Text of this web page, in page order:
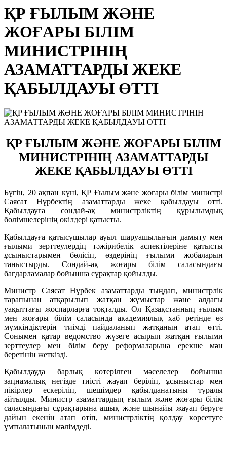
ҚР ҒЫЛЫМ ЖӘНЕ
ЖОҒАРЫ БІЛІМ
МИНИСТРІНІҢ
АЗАМАТТАРДЫ ЖЕКЕ
ҚАБЫЛДАУЫ ӨТТІ
ҚР ҒЫЛЫМ ЖӘНЕ ЖОҒАРЫ БІЛІМ
МИНИСТРІНІҢ АЗАМАТТАРДЫ
ЖЕКЕ ҚАБЫЛДАУЫ ӨТТІ
Бүгін, 20 ақпан күні, ҚР Ғылым және жоғары білім министрі
Саясат Нұрбектің азаматтарды жеке қабылдауы өтті.
Қабылдауға сондай-ақ министрліктің құрылымдық
бөлімшелерінің өкілдері қатысты.
Қабылдауға қатысушылар ауыл шаруашылығын дамыту мен
ғылыми зерттеулердің тәжірибелік аспектілеріне қатысты
ұсыныстарымен бөлісіп, өздерінің ғылыми жобаларын
таныстырды. Сондай-ақ жоғары білім саласындағы
бағдарламалар бойынша сұрақтар қойылды.
Министр Саясат Нұрбек азаматтарды тыңдап, министрлік
тарапынан атқарылып жатқан жұмыстар және алдағы
уақыттағы жоспарларға тоқталды. Ол Қазақстанның ғылым
мен жоғары білім саласында академиялық хаб ретінде өз
мүмкіндіктерін тиімді пайдаланып жатқанын атап өтті.
Сонымен қатар ведомство жүзеге асырып жатқан ғылыми
зерттеулер мен білім беру реформаларына ерекше мән
беретінін жеткізді.
Қабылдауда барлық көтерілген мәселелер бойынша
заңнамалық негізде тиісті жауап беріліп, ұсыныстар мен
пікірлер ескеріліп, шешімдер қабылданатыны туралы
айтылды. Министр азаматтардың ғылым және жоғары білім
саласындағы сұрақтарына ашық және шынайы жауап беруге
дайын екенін атап өтіп, министрліктің қолдау көрсетуге
ұмтылатынын мәлімдеді.